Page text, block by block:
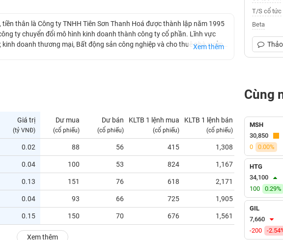
thân là Công ty TNHH Tiên Sơn Thanh Hoá được thành lập năm 1995
ty chuyển đổi mô hình kinh doanh thành công ty cổ phần. Lĩnh vực
doanh thương mại, Bất động sản công nghiệp và cho thuê nhà xưởng,
Xem thêm
T/S cổ tức
Beta
Giá trị
(tỷ VNĐ)
Dư mua
(cổ phiếu)
Dư bán
(cổ phiếu)
KLTB 1 lệnh mua
(cổ phiếu)
KLTB 1 lệnh bán
(cổ phiếu)
0.02 88 56 415 1,308 0.00
0.04 100 53 824 1,167
0.13 151 76 618 2,171 0.00
0.04 93 66 725 1,905 0.00
0.15 150 70 676 1,561 0.00
Xem thêm
Cùng
MSH
30,850
0
0.00%
HTG
34,100
100
0.29%
GIL
7,660
-200
-